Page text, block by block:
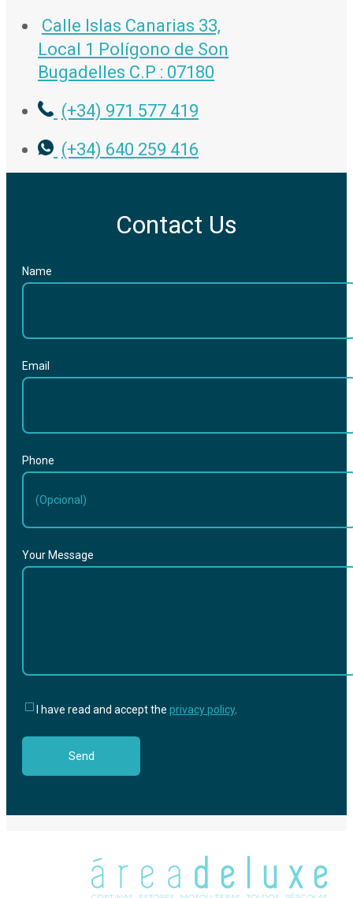
Calle Islas Canarias 33,
Local 1 Polígono de Son
Bugadelles C.P : 07180
(+34) 971 577 419
(+34) 640 259 416
Contact Us
Name
Email
Phone
Your Message
I have read and accept the privacy policy.